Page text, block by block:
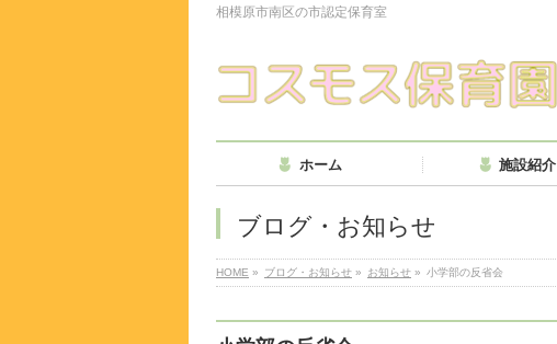
相模原市南区の市認定保育室
ホーム 施設紹介
ブログ・お知らせ
HOME » ブログ・お知らせ » お知らせ » 小学部の反省会